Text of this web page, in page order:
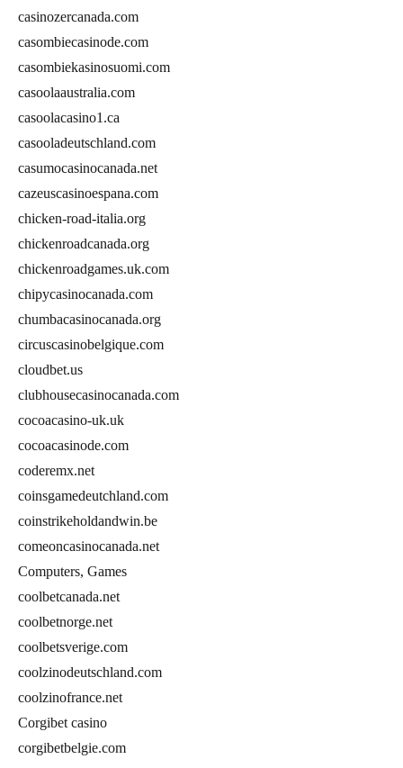
casinozercanada.com
casombiecasinode.com
casombiekasinosuomi.com
casoolaaustralia.com
casoolacasino1.ca
casooladeutschland.com
casumocasinocanada.net
cazeuscasinoespana.com
chicken-road-italia.org
chickenroadcanada.org
chickenroadgames.uk.com
chipycasinocanada.com
chumbacasinocanada.org
circuscasinobelgique.com
cloudbet.us
clubhousecasinocanada.com
cocoacasino-uk.uk
cocoacasinode.com
coderemx.net
coinsgamedeutchland.com
coinstrikeholdandwin.be
comeoncasinocanada.net
Computers, Games
coolbetcanada.net
coolbetnorge.net
coolbetsverige.com
coolzinodeutschland.com
coolzinofrance.net
Corgibet casino
corgibetbelgie.com